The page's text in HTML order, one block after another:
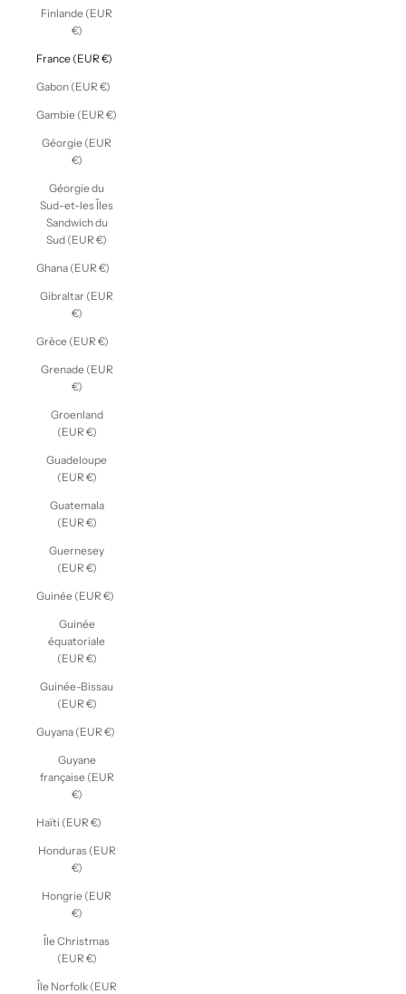
Finlande (EUR
€)
France (EUR €)
Gabon (EUR €)
Gambie (EUR €)
Géorgie (EUR
€)
Géorgie du
Sud-et-les Îles
Sandwich du
Sud (EUR €)
Ghana (EUR €)
Gibraltar (EUR
€)
Grèce (EUR €)
Grenade (EUR
€)
Groenland
(EUR €)
Guadeloupe
(EUR €)
Guatemala
(EUR €)
Guernesey
(EUR €)
Guinée (EUR €)
Guinée
équatoriale
(EUR €)
Guinée-Bissau
(EUR €)
Guyana (EUR €)
Guyane
française (EUR
€)
Haïti (EUR €)
Honduras (EUR
€)
Hongrie (EUR
€)
Île Christmas
(EUR €)
Île Norfolk (EUR